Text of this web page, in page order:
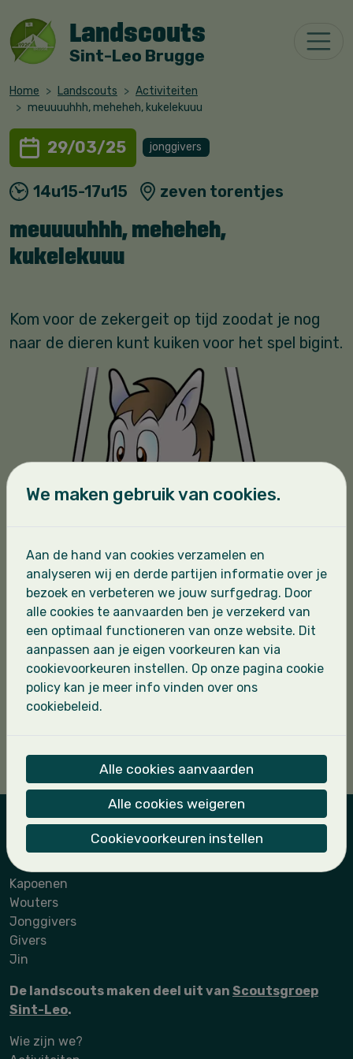
Landscouts
Sint-Leo Brugge
Home Landscouts
Activiteiten
meuuuuhhh, meheheh, kukelekuuu
29/03/25 jonggivers
14u15-17u15 zeven torentjes
meuuuuhhh, meheheh,
kukelekuuu
Kom voor de zekergeit op tijd zoodat je nog
naar de dieren kunt kuiken voor het spel bigint.
Landscouts Sint-Leo
Kapoenen
Wouters
Jonggivers
Givers
Jin
De landscouts maken deel uit van Scoutsgroep
Sint-Leo.
Wie zijn we?
We maken gebruik van cookies.
Aan de hand van cookies verzamelen en
analyseren wij en derde partijen informatie over je
bezoek en verbeteren we jouw surfgedrag. Door
alle cookies te aanvaarden ben je verzekerd van
een optimaal functioneren van onze website. Dit
aanpassen aan je eigen voorkeuren kan via
cookievoorkeuren instellen. Op onze pagina cookie
policy kan je meer info vinden over ons
cookiebeleid.
Alle cookies aanvaarden
Alle cookies weigeren
Cookievoorkeuren instellen